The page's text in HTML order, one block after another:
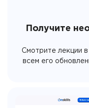
Получите
Смотрите лекции
всем его